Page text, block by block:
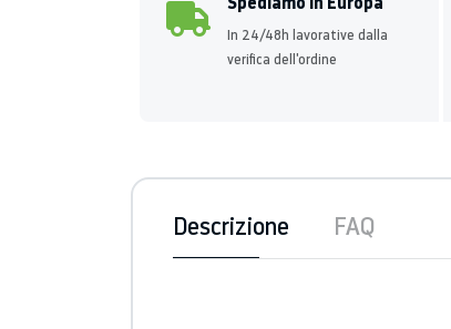
In 24/48h lavorative dalla
verifica dell'ordine
Descrizione FAQ